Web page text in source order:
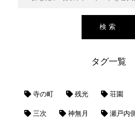
タグ一覧
寺の町 残光 荘園
三次 神無月 瀬戸内